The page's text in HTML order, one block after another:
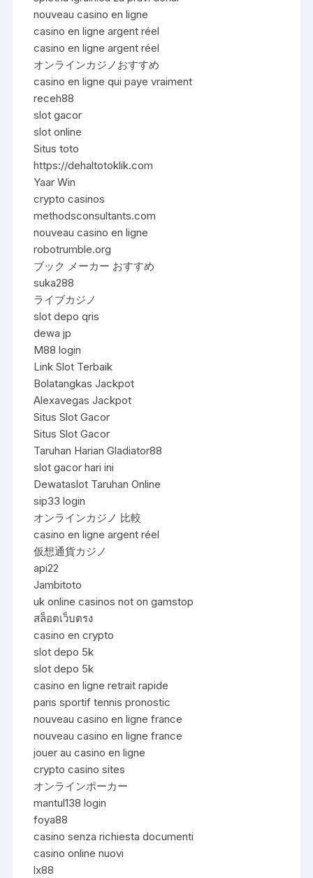
nouveau casino en ligne
casino en ligne argent réel
casino en ligne argent réel
オンラインカジノおすすめ
casino en ligne qui paye vraiment
receh88
slot gacor
slot online
Situs toto
https://dehaltotoklik.com
Yaar Win
crypto casinos
methodsconsultants.com
nouveau casino en ligne
robotrumble.org
ブック メーカー おすすめ
suka288
ライブカジノ
slot depo qris
dewa jp
M88 login
Link Slot Terbaik
Bolatangkas Jackpot
Alexavegas Jackpot
Situs Slot Gacor
Situs Slot Gacor
Taruhan Harian Gladiator88
slot gacor hari ini
Dewataslot Taruhan Online
sip33 login
オンラインカジノ 比較
casino en ligne argent réel
仮想通貨カジノ
api22
Jambitoto
uk online casinos not on gamstop
สล็อตเว็บตรง
casino en crypto
slot depo 5k
slot depo 5k
casino en ligne retrait rapide
paris sportif tennis pronostic
nouveau casino en ligne france
nouveau casino en ligne france
jouer au casino en ligne
crypto casino sites
オンラインポーカー
mantul138 login
foya88
casino senza richiesta documenti
casino online nuovi
lx88